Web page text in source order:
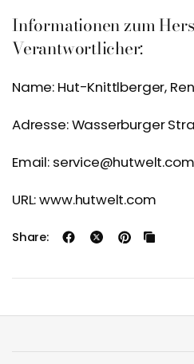
Informationen zum
Verantwortlicher:
Name: Hut-Knittlberger,
Adresse: Wasserburger
Email: service@hutwelt.com
URL: www.hutwelt.com
Share: